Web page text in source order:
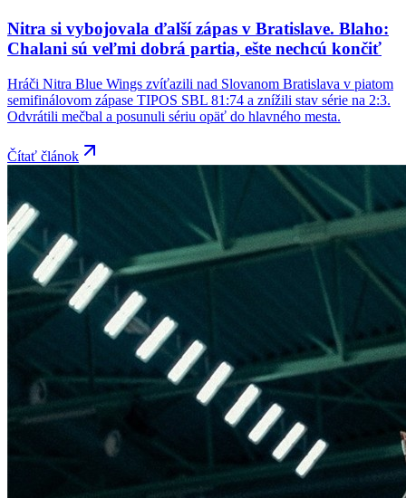
Nitra si vybojovala ďalší zápas v Bratislave. Blaho:
Chalani sú veľmi dobrá partia, ešte nechcú končiť
Hráči Nitra Blue Wings zvíťazili nad Slovanom Bratislava v piatom
semifinálovom zápase TIPOS SBL 81:74 a znížili stav série na 2:3.
Odvrátili mečbal a posunuli sériu opäť do hlavného mesta.
Čítať článok